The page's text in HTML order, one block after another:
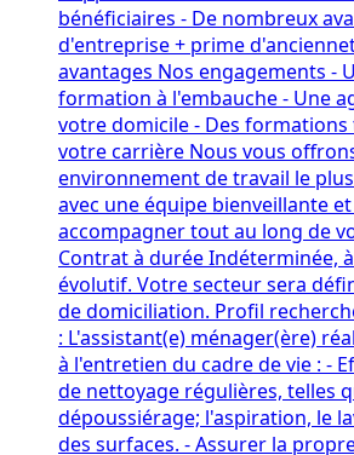
bénéficiaires - De nombreux
d'entreprise + prime
avantages Nos engagements -
formation à l'embauche - Une
votre domicile - Des
votre carrière Nous vous
environnement de travail le
avec une équipe bienveillante
accompagner tout au long de
Contrat à durée Indéterminée,
évolutif. Votre secteur sera
de domiciliation. Profil
: L'assistant(e) ménager(ère)
à l'entretien du cadre de vie : -
de nettoyage régulières, telles
dépoussiérage; l'aspiration, le
des surfaces. - Assurer la